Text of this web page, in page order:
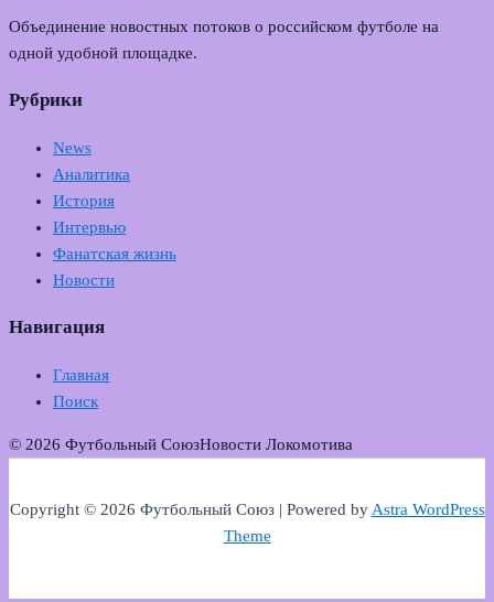
Объединение новостных потоков о российском футболе на
одной удобной площадке.
Рубрики
News
Аналитика
История
Интервью
Фанатская жизнь
Новости
Навигация
Главная
Поиск
© 2026 Футбольный СоюзНовости Локомотива
Copyright © 2026 Футбольный Союз | Powered byAstra WordPress
Theme